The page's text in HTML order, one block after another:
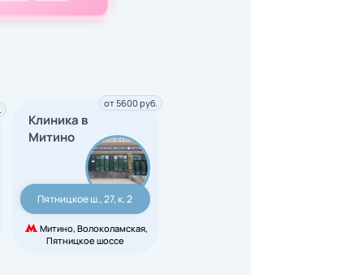
Клиника в
Митино
Пятницкое ш., 27, к. 2
Митино, Волоколамская,
Пятницкое шоссе
от 5600 руб.